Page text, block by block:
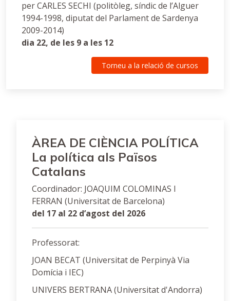
per CARLES SECHI (politòleg, síndic de l’Alguer
1994-1998, diputat del Parlament de Sardenya
2009-2014)
dia 22, de les 9 a les 12
Torneu a la relació de cursos
ÀREA DE CIÈNCIA POLÍTICA
La política als Països
Catalans
Coordinador: JOAQUIM COLOMINAS I
FERRAN (Universitat de Barcelona)
del 17 al 22 d’agost del 2026
Professorat:
JOAN BECAT (Universitat de Perpinyà Via
Domícia i IEC)
UNIVERS BERTRANA (Universitat d'Andorra)